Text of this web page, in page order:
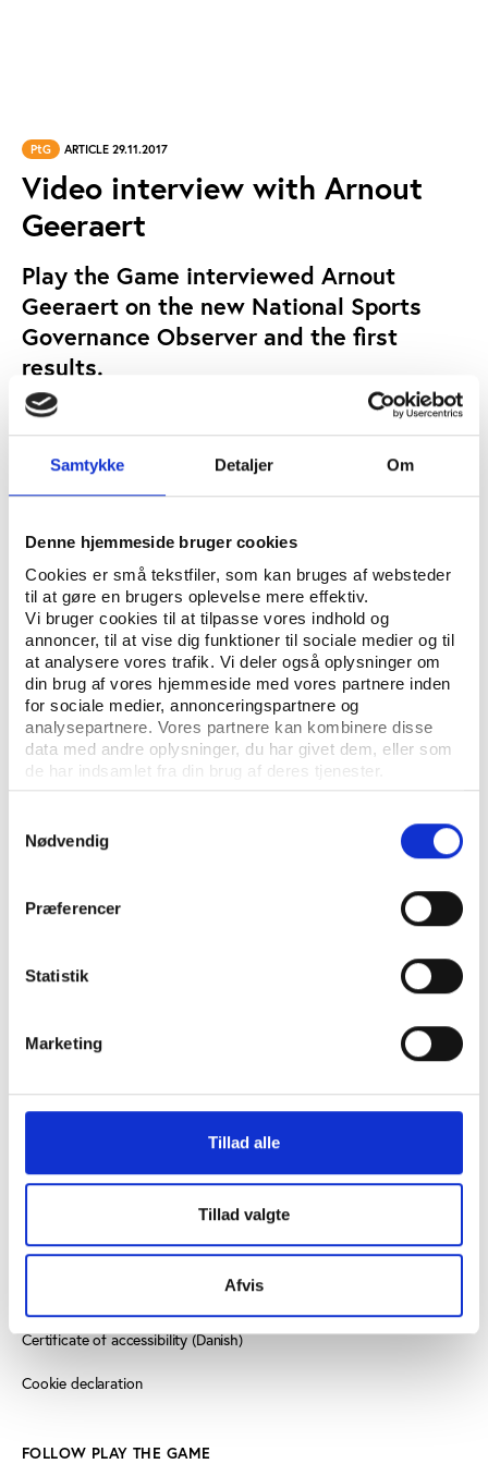
Samtykke Detaljer Om
Denne hjemmeside bruger cookies
Cookies er små tekstfiler, som kan bruges af websteder
til at gøre en brugers oplevelse mere effektiv.
Vi bruger cookies til at tilpasse vores indhold og
annoncer, til at vise dig funktioner til sociale medier og til
at analysere vores trafik. Vi deler også oplysninger om
din brug af vores hjemmeside med vores partnere inden
for sociale medier, annonceringspartnere og
analysepartnere. Vores partnere kan kombinere disse
data med andre oplysninger, du har givet dem, eller som
de har indsamlet fra din brug af deres tjenester.
Nødvendig
Præferencer
Statistik
Marketing
Tillad alle
Tillad valgte
Afvis
PtG ARTICLE 29.11.2017
Video interview with Arnout
Geeraert
Play the Game interviewed Arnout
Geeraert on the new National Sports
Governance Observer and the first
results.
BY: PLAY THE GAME
Playing videos on this site requires accept of
marketing cookies.
Change your preferenceshere
Watch the video on Youtube instead
CONTACT US
Vester Allé 8B, 3.
+45 3266 1030
info@playthegame.org
Read more about us
Certificate of accessibility (Danish)
Cookie declaration
FOLLOW PLAY THE GAME